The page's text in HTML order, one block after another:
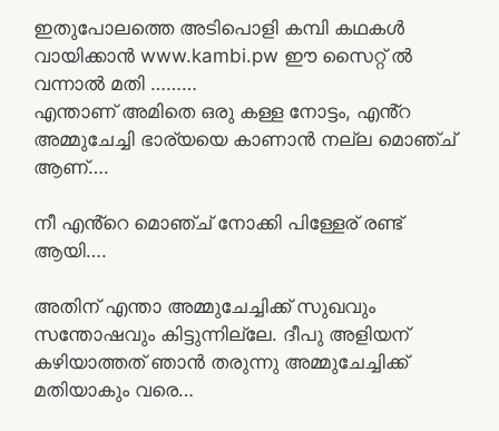
ഇതുപോലത്തെ അടിപൊളി കമ്പി കഥകൾ
വായിക്കാൻ www.kambi.pw ഈ സൈറ്റ് ൽ
വന്നാൽ മതി ………
എന്താണ് അമിതെ ഒരു കള്ള നോട്ടം, എൻ്റ
അമ്മുചേച്ചി ഭാര്യയെ കാണാൻ നല്ല മൊഞ്ച്
ആണ്….
നീ എൻ്റെ മൊഞ്ച് നോക്കി പിള്ളേര് രണ്ട്
ആയി….
അതിന് എന്താ അമ്മുചേച്ചിക്ക് സുഖവും
സന്തോഷവും കിട്ടുന്നില്ലേ. ദീപു അളിയന്
കഴിയാത്തത് ഞാൻ തരുന്നു അമ്മുചേച്ചിക്ക്
മതിയാകും വരെ…